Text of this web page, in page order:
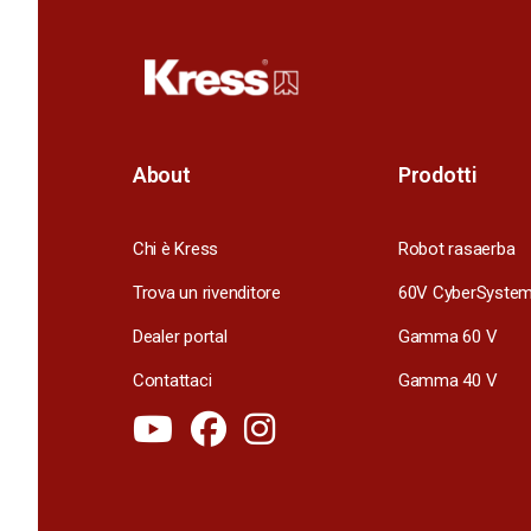
About
Chi è Kress
Trova un rivenditore
Dealer portal
Contattaci
Prodotti
Robot rasaerba
60V CyberSystem
Gamma 60 V
Gamma 40 V